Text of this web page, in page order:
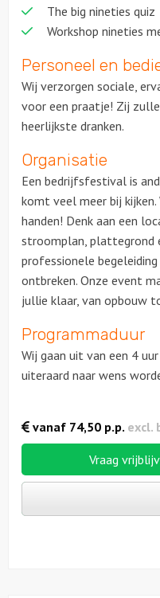
The big nineties quiz
Workshop nineties
Personeel en
Wij verzorgen sociale,
voor een praatje! Zij
heerlijkste dranken.
Organisatie
Een bedrijfsfestival is
komt veel meer bij
handen! Denk aan een
stroomplan, plattegrond
professionele
ontbreken. Onze event
jullie klaar, van opbouw
Programmaduur
Wij gaan uit van een 4
uiteraard naar wens
Vraag
vanaf 74,50 p.p. excl.